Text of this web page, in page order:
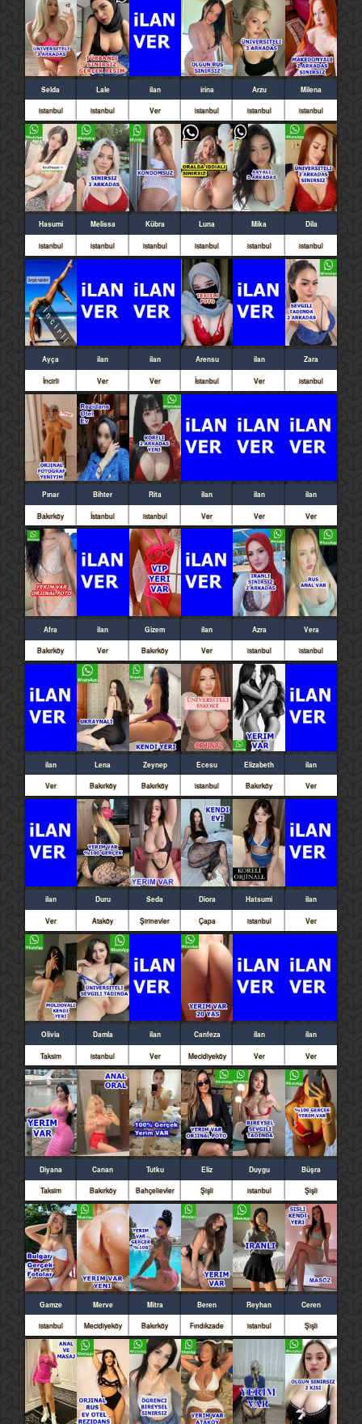
Selda
istanbul
Lale
istanbul
ilan
Ver
irina
istanbul
Arzu
istanbul
Milena
istanbul
Hasumi
istanbul
Melissa
istanbul
Kübra
istanbul
Luna
istanbul
Mika
istanbul
Dila
istanbul
Ayça
İncirli
ilan
Ver
ilan
Ver
Arensu
İstanbul
ilan
Ver
Zara
istanbul
Pınar
Bakırköy
Bihter
İstanbul
Rita
istanbul
ilan
Ver
ilan
Ver
ilan
Ver
Afra
Bakırköy
ilan
Ver
Gizem
Bakırköy
ilan
Ver
Azra
istanbul
Vera
istanbul
ilan
Ver
Lena
Bakırköy
Zeynep
Bakırköy
Ecesu
istanbul
Elizabeth
Bakırköy
ilan
Ver
ilan
Ver
Duru
Ataköy
Seda
Şirinevler
Diora
Çapa
Hatsumi
istanbul
ilan
Ver
Olivia
Taksim
Damla
istanbul
ilan
Ver
Canfeza
Mecidiyeköy
ilan
Ver
ilan
Ver
Diyana
Taksim
Canan
Bakırköy
Tutku
Bahçelievler
Eliz
Şişli
Duygu
istanbul
Büşra
Şişli
Gamze
istanbul
Merve
Mecidiyeköy
Mitra
Bakırköy
Beren
Fındıkzade
Reyhan
istanbul
Ceren
Şişli